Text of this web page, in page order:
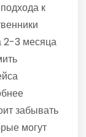
к
2-3 месяца
забывать
могут